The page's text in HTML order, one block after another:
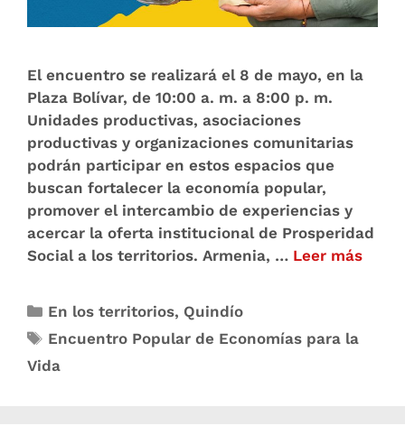
El encuentro se realizará el 8 de mayo, en la
Plaza Bolívar, de 10:00 a. m. a 8:00 p. m.
Unidades productivas, asociaciones
productivas y organizaciones comunitarias
podrán participar en estos espacios que
buscan fortalecer la economía popular,
promover el intercambio de experiencias y
acercar la oferta institucional de Prosperidad
Social a los territorios. Armenia, … Leer más
En los territorios, Quindío
Encuentro Popular de Economías para la
Vida